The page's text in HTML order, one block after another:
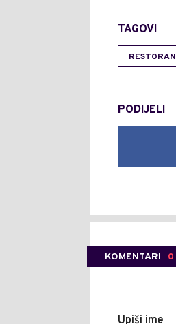
TAGOVI
RESTORAN
PODIJELI
KOMENTARI 0
Upiši ime